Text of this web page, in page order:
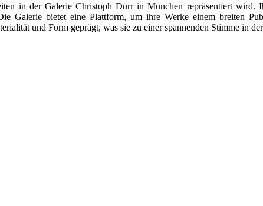
in der Galerie Christoph Dürr in München repräsentiert wird.
Galerie bietet eine Plattform, um ihre Werke einem breiten
und Form geprägt, was sie zu einer spannenden Stimme in